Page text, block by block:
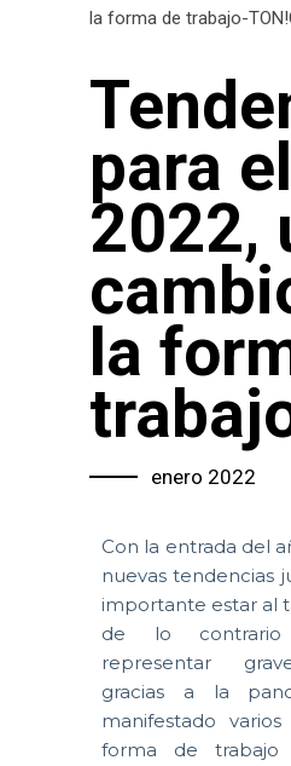
para
2022,
la
enero 2022
Con la entrada del
nuevas tendencias
importante estar al
de lo
representar
gracias a la
manifestado
forma de